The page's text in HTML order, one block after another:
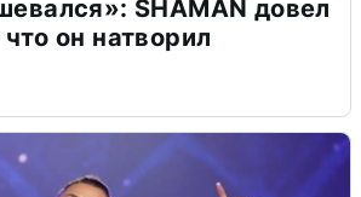
SHAMAN довел
он натворил